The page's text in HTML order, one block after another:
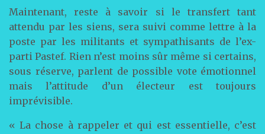
Maintenant, reste à savoir si le transfert tant
attendu par les siens, sera suivi comme lettre à la
poste par les militants et sympathisants de l’ex-
parti Pastef. Rien n’est moins sûr même si certains,
sous réserve, parlent de possible vote émotionnel
mais l’attitude d’un électeur est toujours
imprévisible.
« La chose à rappeler et qui est essentielle, c’est